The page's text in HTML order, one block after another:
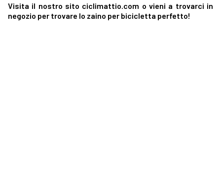
Visita il nostro sito ciclimattio.com o vieni a trovarci in
negozio per trovare lo zaino per bicicletta perfetto!